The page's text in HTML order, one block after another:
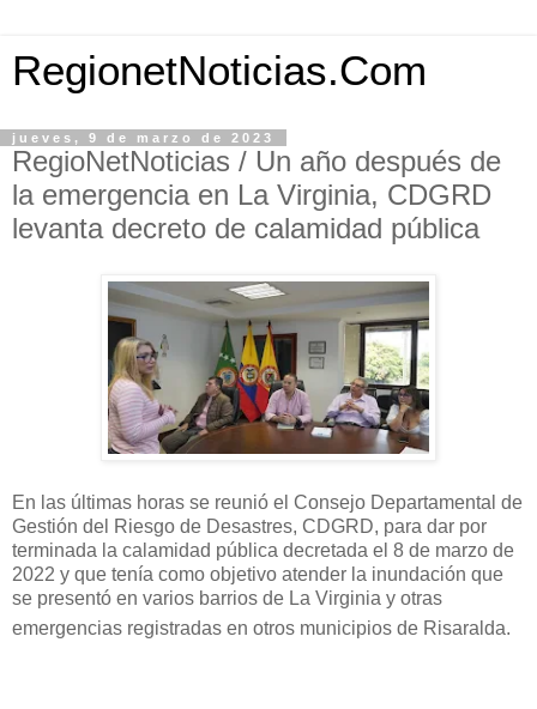
RegionetNoticias.Com
jueves, 9 de marzo de 2023
RegioNetNoticias / Un año después de
la emergencia en La Virginia, CDGRD
levanta decreto de calamidad pública
En las últimas horas se reunió el Consejo Departamental de
Gestión del Riesgo de Desastres, CDGRD, para dar por
terminada la calamidad pública decretada el 8 de marzo de
2022 y que tenía como objetivo atender la inundación que
se presentó en varios barrios de La Virginia y otras
emergencias registradas en otros municipios de Risaralda.